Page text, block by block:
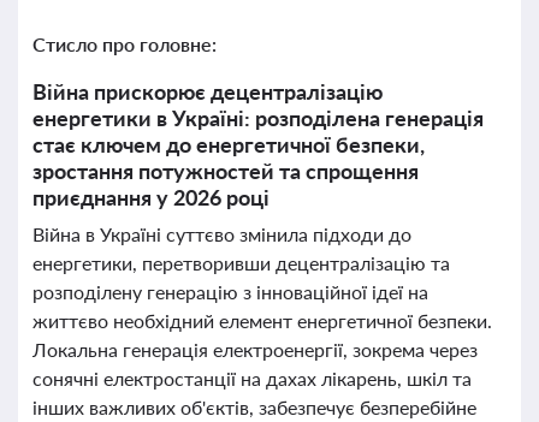
Стисло про головне:
Війна прискорює децентралізацію
енергетики в Україні: розподілена генерація
стає ключем до енергетичної безпеки,
зростання потужностей та спрощення
приєднання у 2026 році
Війна в Україні суттєво змінила підходи до
енергетики, перетворивши децентралізацію та
розподілену генерацію з інноваційної ідеї на
життєво необхідний елемент енергетичної безпеки.
Локальна генерація електроенергії, зокрема через
сонячні електростанції на дахах лікарень, шкіл та
інших важливих об'єктів, забезпечує безперебійне